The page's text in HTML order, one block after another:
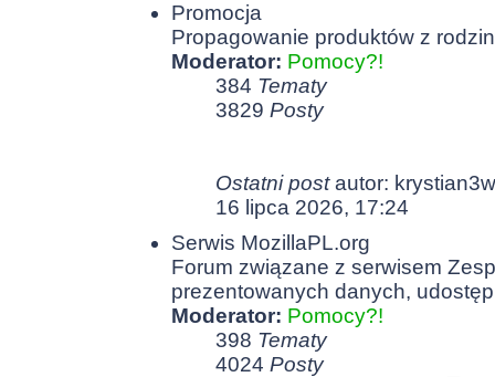
Promocja
Propagowanie produktów z
Moderator: Pomocy?!
384 Tematy
3829 Posty
Ostatni postautor: krystian3w
16 lipca 2026, 17:24
Serwis MozillaPL.org
Forum związane z serwisem
prezentowanych danych,
Moderator: Pomocy?!
398 Tematy
4024 Posty